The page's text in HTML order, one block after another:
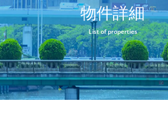
物件詳細
List of properties